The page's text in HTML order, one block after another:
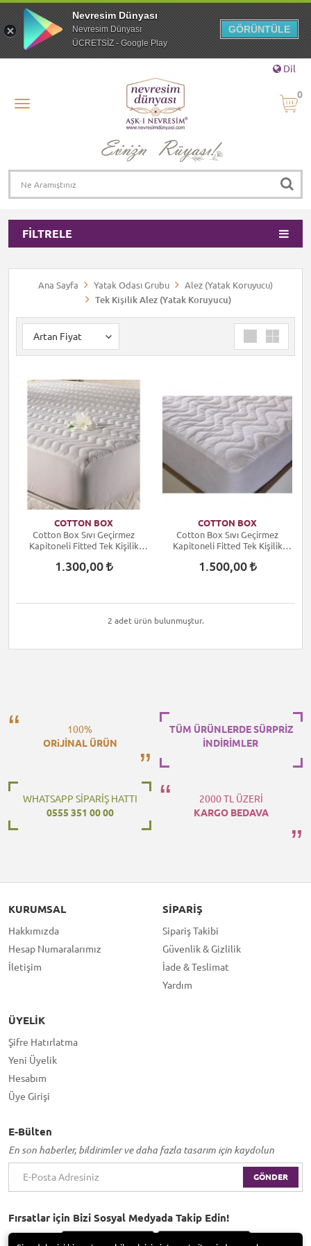
Dil
0
FILTRELE
Ana Sayfa Yatak Odası Grubu
Alez (Yatak Koruyucu)
Tek Kişilik Alez (Yatak Koruyucu)
COTTON BOX
Cotton Box Sıvı Geçirmez
Kapitoneli Fitted Tek Kişilik
1.300,00
COTTON BOX
Cotton Box Sıvı Geçirmez
Kapitoneli Fitted Tek Kişilik
1.500,00
2 adet ürün bulunmuştur.
100%
ORiJİNAL ÜRÜN
TÜM ÜRÜNLERDE SÜRPRİZ
İNDİRİMLER
WHATSAPP SİPARİŞ HATTI
0555 351 00 00
2000 TL ÜZERİ
KARGO BEDAVA
KURUMSAL
Hakkımızda
Hesap Numaralarımız
İletişim
SIPARIŞ
Sipariş Takibi
Güvenlik & Gizlilik
İade & Teslimat
Yardım
ÜYELIK
Şifre Hatırlatma
Yeni Üyelik
Hesabım
Üye Girişi
E-Bülten
En son haberler, bildirimler ve daha fazla tasarım için kaydolun
GÖNDER
Fırsatlar için Bizi Sosyal Medyada Takip Edin!
Nevresim Dünyası
Nevresim Dünyası
ÜCRETSİZ - Google Play
GÖRÜNTÜLE